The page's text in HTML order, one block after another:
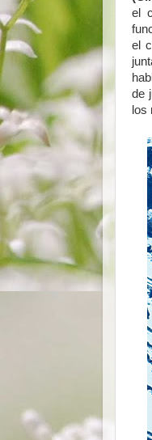
el
el
de
los